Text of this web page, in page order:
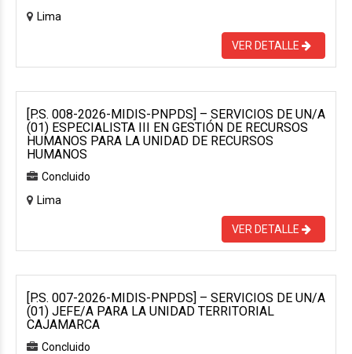
Lima
VER DETALLE
[P.S. 008-2026-MIDIS-PNPDS] – SERVICIOS DE UN/A
(01) ESPECIALISTA III EN GESTIÓN DE RECURSOS
HUMANOS PARA LA UNIDAD DE RECURSOS
HUMANOS
Concluido
Lima
VER DETALLE
[P.S. 007-2026-MIDIS-PNPDS] – SERVICIOS DE UN/A
(01) JEFE/A PARA LA UNIDAD TERRITORIAL
CAJAMARCA
Concluido